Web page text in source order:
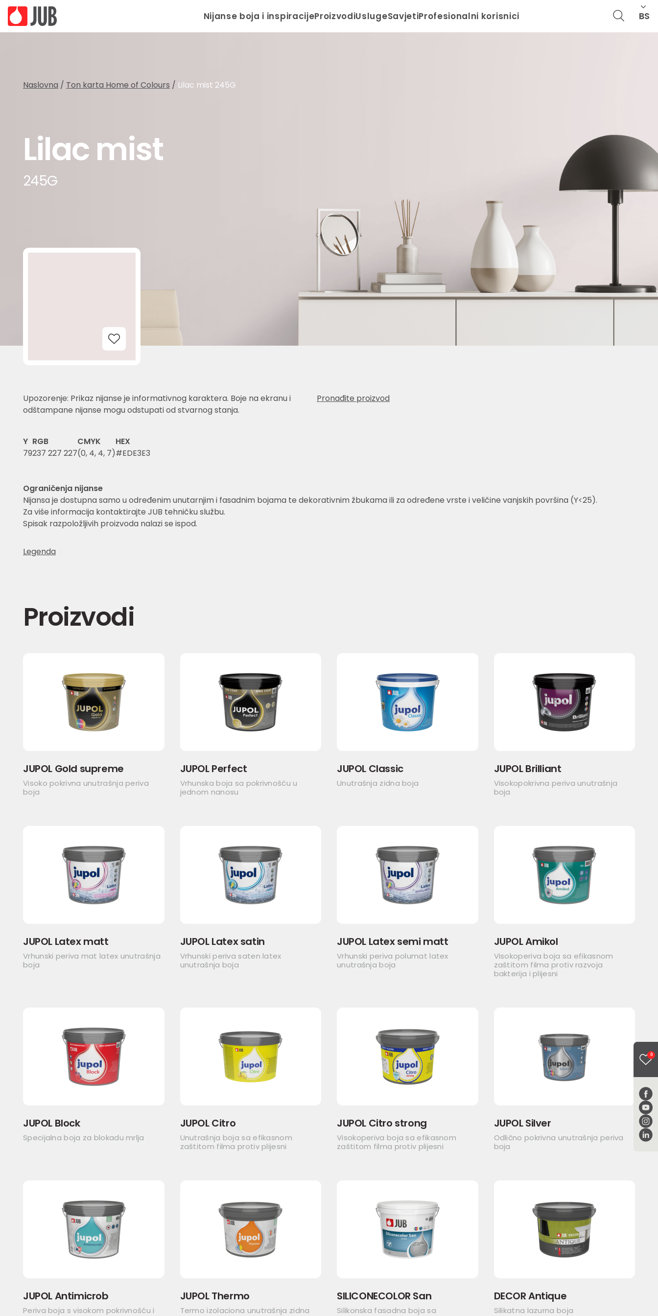
Nijanse boja i inspiracijeProizvodiUslugeSavjetiProfesionalni korisnici BS
0
Naslovna / Ton karta Home of Colours / Lilac mist 245G
Lilac mist
245G
Add to Wishlist
Upozorenje: Prikaz nijanse je informativnog karaktera. Boje na ekranu i
odštampane nijanse mogu odstupati od stvarnog stanja.
Pronađite proizvod
Y
79
RGB
237 227 227
CMYK
(0, 4, 4, 7)
HEX
#EDE3E3
Ograničenja nijanse
Nijansa je dostupna samo u određenim unutarnjim i fasadnim bojama te dekorativnim žbukama ili za određene vrste i veličine vanjskih površina (Y<25).
Za više informacija kontaktirajte JUB tehničku službu.
Spisak razpoložljivih proizvoda nalazi se ispod.
Legenda
Proizvodi
JUPOL Gold supreme
Visoko pokrivna unutrašnja periva
boja
JUPOL Perfect
Vrhunska boja sa pokrivnošću u
jednom nanosu
JUPOL Classic
Unutrašnja zidna boja
JUPOL Brilliant
Visokopokrivna periva unutrašnja
boja
JUPOL Latex matt
Vrhunski periva mat latex unutrašnja
boja
JUPOL Latex satin
Vrhunski periva saten latex
unutrašnja boja
JUPOL Latex semi matt
Vrhunski periva polumat latex
unutrašnja boja
JUPOL Amikol
Visokoperiva boja sa efikasnom
zaštitom filma protiv razvoja
bakterija i plijesni
JUPOL Block
Specijalna boja za blokadu mrlja
JUPOL Citro
Unutrašnja boja sa efikasnom
zaštitom filma protiv plijesni
JUPOL Citro strong
Visokoperiva boja sa efikasnom
zaštitom filma protiv plijesni
JUPOL Silver
Odlično pokrivna unutrašnja periva
boja
JUPOL Antimicrob
Periva boja s visokom pokrivnošću i
JUPOL Thermo
Termo izolaciona unutrašnja zidna
SILICONECOLOR San
Silikonska fasadna boja sa
DECOR Antique
Silikatna lazurna boja